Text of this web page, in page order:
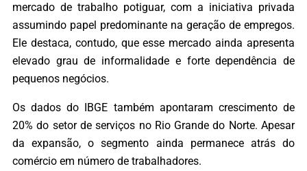
mercado de trabalho potiguar, com a iniciativa privada
assumindo papel predominante na geração de empregos.
Ele destaca, contudo, que esse mercado ainda apresenta
elevado grau de informalidade e forte dependência de
pequenos negócios.
Os dados do IBGE também apontaram crescimento de
20% do setor de serviços no Rio Grande do Norte. Apesar
da expansão, o segmento ainda permanece atrás do
comércio em número de trabalhadores.